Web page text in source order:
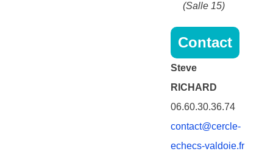
(Salle 15)
Contact
Steve
RICHARD
06.60.30.36.74
contact@cercle-
echecs-valdoie.fr